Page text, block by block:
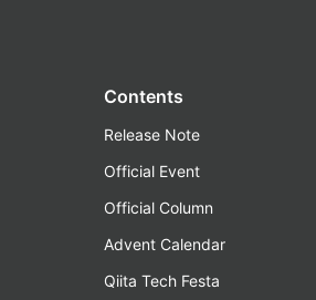
Contents
Release Note
Official Event
Official Column
Advent Calendar
Qiita Tech Festa